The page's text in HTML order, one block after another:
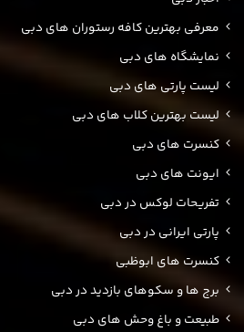
معرفی بهترین کافه رستوران های دبی
نمایشگاه های دبی
لیست پارتی های دبی
لیست بهترین کلاب های دبی
کنسرت های دبی
ایونت های دبی
تفریحات لوکس در دبی
پارتی ایرانی در دبی
کنسرت های ابوظبی
برج ها و سکوهای بازدید در دبی
طبیعت و باغ وحش های دبی